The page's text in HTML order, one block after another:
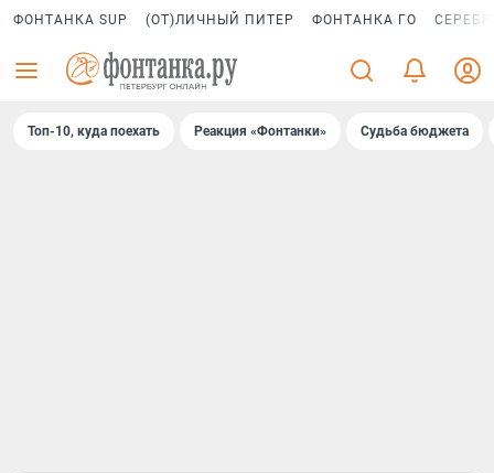
ФОНТАНКА SUP (ОТ)ЛИЧНЫЙ ПИТЕР ФОНТАНКА ГО
Топ-10, куда поехать Реакция «Фонтанки» Судьба бюджета